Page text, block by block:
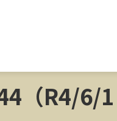
（R4/6/1